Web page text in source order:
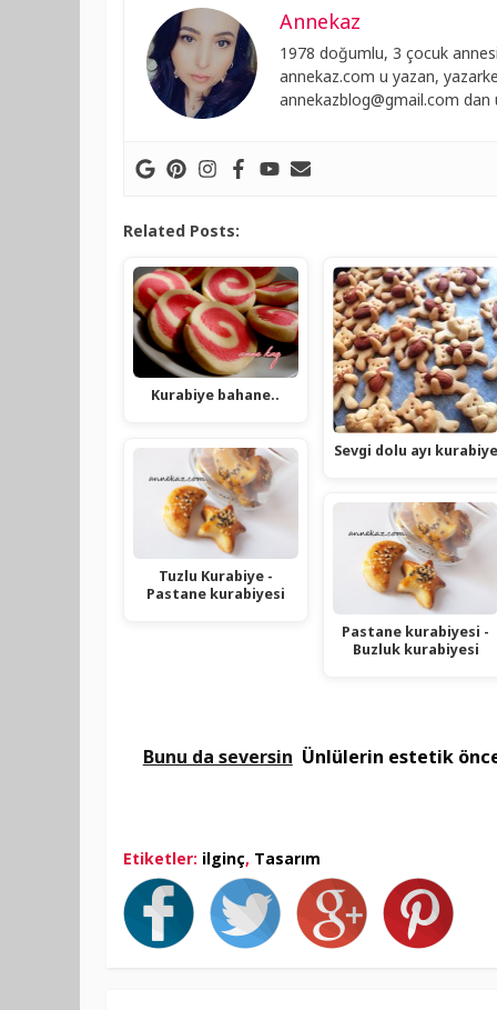
Annekaz
1978 doğumlu, 3 çocuk
annekaz.com u yazan,
annekazblog@gmail.com dan
Related Posts:
Kurabiye bahane..
Tuzlu Kurabiye -
Pastane kurabiyesi
Sevgi dolu ayı kurabiye
Pastane kurabiyesi -
Buzluk kurabiyesi
Bunu da seversin Ünlülerin estetik
Etiketler: ilginç, Tasarım